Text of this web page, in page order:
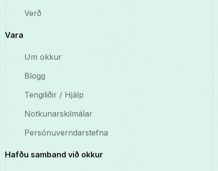
Verð
Vara
Um okkur
Blogg
Tengiliðir / Hjálp
Notkunarskilmálar
Persónuverndarstefna
Hafðu samband við okkur